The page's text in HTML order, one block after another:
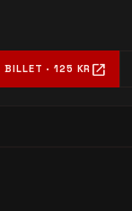
BILLET · 125 KR open_in_new